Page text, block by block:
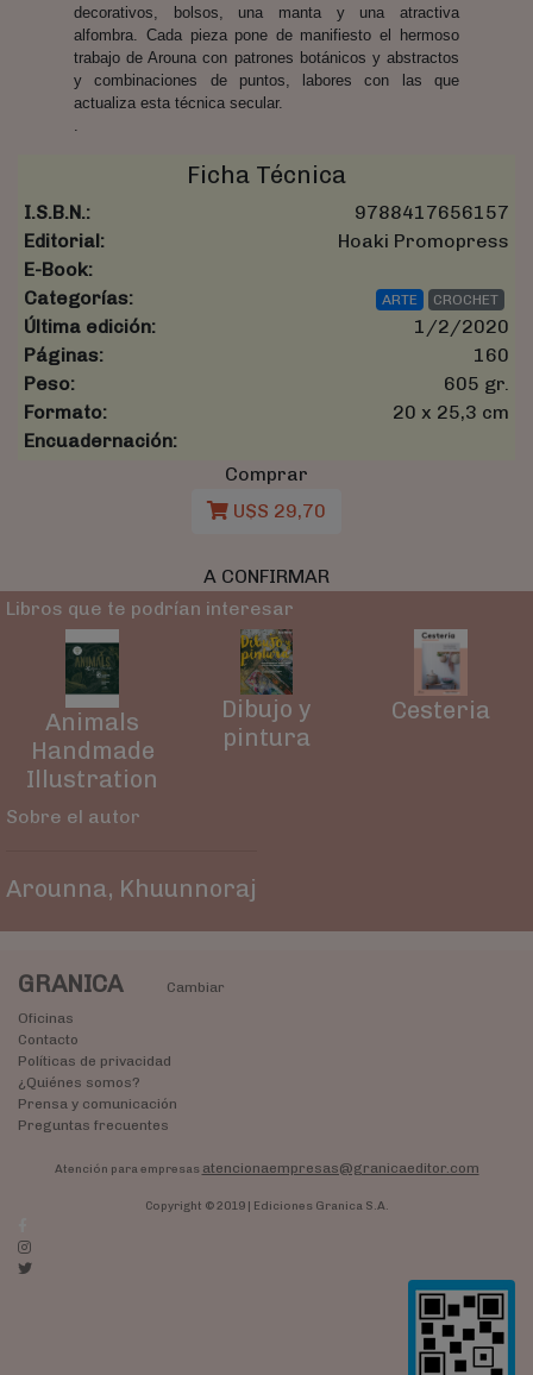
decorativos, bolsos, una manta y una atractiva
alfombra. Cada pieza pone de manifiesto el hermoso
trabajo de Arouna con patrones botánicos y abstractos
y combinaciones de puntos, labores con las que
actualiza esta técnica secular.
Ficha Técnica
I.S.B.N.:
9788417656157
Editorial:
Hoaki Promopress
E-Book:
Categorías:
ARTE CROCHET
Última edición:
1/2/2020
Páginas:
160
Peso:
605 gr.
Formato:
20 x 25,3 cm
Encuadernación:
Comprar
U$S 29,70
A CONFIRMAR
Libros que te podrían interesar
Animals
Handmade
Illustration
Dibujo y
pintura
Cesteria
Sobre el autor
Arounna, Khuunnoraj
GRANICA
Cambiar
Oficinas
Contacto
Políticas de privacidad
¿Quiénes somos?
Prensa y comunicación
Preguntas frecuentes
Atención para empresas atencionaempresas@granicaeditor.com
Copyright © 2019 | Ediciones Granica S.A.